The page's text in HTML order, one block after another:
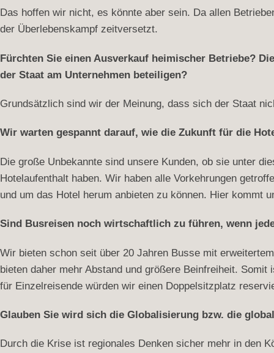
Das hoffen wir nicht, es könnte aber sein. Da allen
der Überlebenskampf zeitversetzt.
Fürchten Sie einen Ausverkauf heimischer Betriebe?
der Staat am Unternehmen beteiligen?
Grundsätzlich sind wir der Meinung, dass sich der Staat
Wir warten gespannt darauf, wie die Zukunft für die
Die große Unbekannte sind unsere Kunden, ob sie unter
Hotelaufenthalt haben. Wir haben alle Vorkehrungen
und um das Hotel herum anbieten zu können. Hier kommt
Sind Busreisen noch wirtschaftlich zu führen, wenn
Wir bieten schon seit über 20 Jahren Busse mit
bieten daher mehr Abstand und größere Beinfreiheit.
für Einzelreisende würden wir einen Doppelsitzplatz
Glauben Sie wird sich die Globalisierung bzw. die
Durch die Krise ist regionales Denken sicher mehr in den